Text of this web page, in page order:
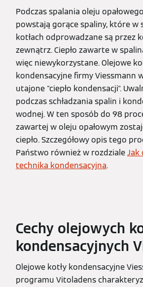
Podczas spalania oleju
powstają gorące spaliny, które w
kotłach odprowadzane są przez
zewnątrz. Ciepło zawarte w
więc niewykorzystane. Olejowe
kondensacyjne firmy Viessmann
utajone "ciepło kondensacji".
podczas schładzania spalin i
wodnej. W ten sposób do 98
zawartej w oleju opałowym
ciepło. Szczegółowy opis tego
Państwo również w rozdzialeJak
technika kondensacyjna.
Cechy olejowych
kondensacyjnych
Olejowe kotły kondensacyjne
programu Vitoladens